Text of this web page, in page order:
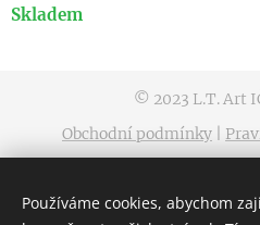
Skladem
© 2023 L.T. Art
Obchodní podmínky
Používáme cookies, abychom